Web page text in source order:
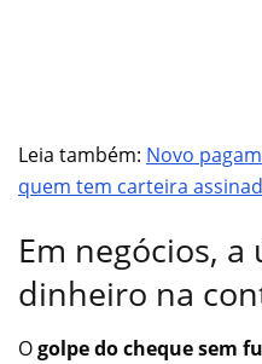
Leia também: Novo
quem tem carteira
Em negócios,
dinheiro na
Ogolpe do cheque sem